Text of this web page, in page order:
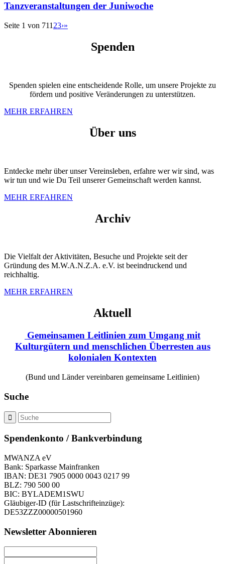
Tanzveranstaltungen der Juniwoche
Seite 1 von 711 23›»
Spenden
Spenden spielen eine entscheidende Rolle, um unsere Projekte zu
fördern und positive Veränderungen zu unterstützen.
MEHR ERFAHREN
Über uns
Entdecke mehr über unser Vereinsleben, erfahre wer wir sind, was
wir tun und wie Du Teil unserer Gemeinschaft werden kannst.
MEHR ERFAHREN
Archiv
Die Vielfalt der Aktivitäten, Besuche und Projekte seit der
Gründung des M.W.A.N.Z.A. e.V. ist beeindruckend und
reichhaltig.
MEHR ERFAHREN
Aktuell
Gemeinsamen Leitlinien zum Umgang mit
Kulturgütern und menschlichen Überresten aus
kolonialen Kontexten
(Bund und Länder vereinbaren gemeinsame Leitlinien)
Suche
Spendenkonto / Bankverbindung
MWANZA eV
Bank: Sparkasse Mainfranken
IBAN: DE31 7905 0000 0043 0217 99
BLZ: 790 500 00
BIC: BYLADEM1SWU
Gläubiger-ID (für Lastschrifteinzüge):
DE53ZZZ00000501960
Newsletter Abonnieren